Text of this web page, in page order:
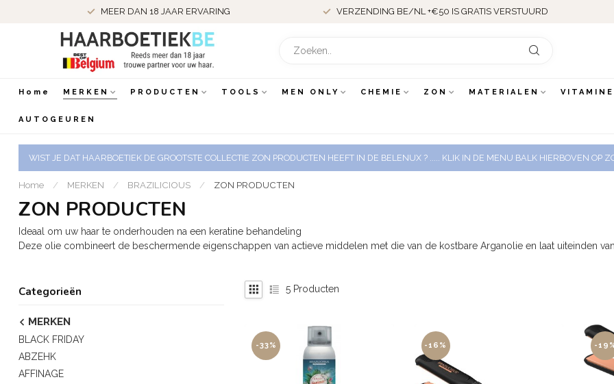
MEER DAN 18 JAAR ERVARING VERZENDING BE/NL +€50 IS GRATIS VERSTUURD
Home MERKEN PRODUCTEN TOOLS MEN ONLY CHEMIE ZON MATERIALEN
AUTOGEUREN
WIST JE DAT HAARBOETIEK DE GROOTSTE COLLECTIE ZON PRODUCTEN HEEFT IN DE BELENUX ? ..... KLIK IN DE MENU BALK HIERBOVEN OP
Home / MERKEN / BRAZILICIOUS / ZON PRODUCTEN
ZON PRODUCTEN
Ideaal om uw haar te onderhouden na een keratine behandeling
Deze olie combineert de beschermende eigenschappen van actieve middelen met die van de kostbare Arganolie en laat uiteinden
Categorieën
MERKEN
BLACK FRIDAY
ABZEHK
AFFINAGE
5 Producten
-33% -16% -